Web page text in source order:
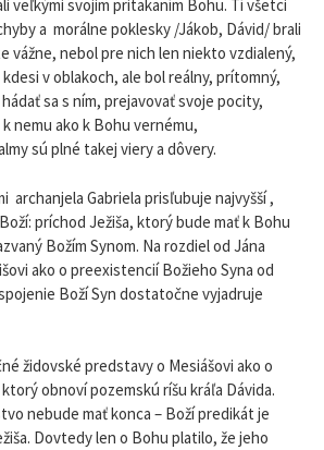
veľkými svojim pritakaním Bohu. Tí všetci
a morálne poklesky /Jákob, Dávid/ brali
vážne, nebol pre nich len niekto vzdialený,
v oblakoch, ale bol reálny, prítomný,
sa s ním, prejavovať svoje pocity,
nemu ako k Bohu vernému,
sú plné takej viery a dôvery.
archanjela Gabriela prisľubuje najvyšší ,
príchod Ježiša, ktorý bude mať k Bohu
Božím Synom. Na rozdiel od Jána
ako o preexistencií Božieho Syna od
Boží Syn dostatočne vyjadruje
židovské predstavy o Mesiášovi ako o
obnoví pozemskú ríšu kráľa Dávida.
nebude mať konca – Boží predikát je
Dovtedy len o Bohu platilo, že jeho